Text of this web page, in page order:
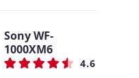
Sony WF-
1000XM6
4.6